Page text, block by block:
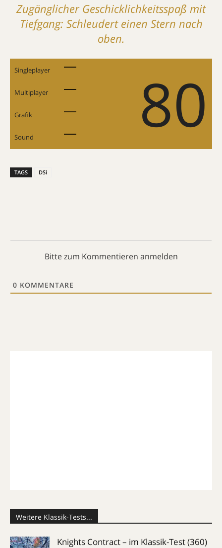
Zugänglicher Geschicklichkeitsspaß mit
Tiefgang: Schleudert einen Stern nach
oben.
Singleplayer 80
Multiplayer
Grafik
Sound
TAGS DSi
Bitte zum Kommentieren anmelden
0 KOMMENTARE
Weitere Klassik-Tests...
Knights Contract – im Klassik-Test (360)